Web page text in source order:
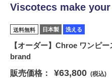
Viscotecs make your
送料無料 日本製 洗える
【オーダー】Chroe ワンピ
brand
販売価格：
¥63,800 (税込)